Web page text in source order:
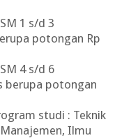
1 s/d 3
potongan Rp
4 s/d 6
berupa potongan
studi : Teknik
Ilmu